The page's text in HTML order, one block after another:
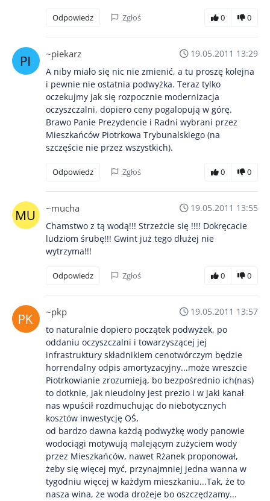
Odpowiedz Zgłoś 0 0
~piekarz
19.05.2011 13:29
A niby miało się nic nie zmienić, a tu proszę kolejna
i pewnie nie ostatnia podwyżka. Teraz tylko
oczekujmy jak się rozpocznie modernizacja
oczyszczalni, dopiero ceny pogalopują w górę.
Brawo Panie Prezydencie i Radni wybrani przez
Mieszkańców Piotrkowa Trybunalskiego (na
szczęście nie przez wszystkich).
Odpowiedz Zgłoś 0 0
~mucha
19.05.2011 13:55
Chamstwo z tą wodą!!! Strzeżcie się !!!! Dokręcacie
ludziom śrubę!!! Gwint już tego dłużej nie
wytrzyma!!!
Odpowiedz Zgłoś 0 0
~pkp
19.05.2011 13:57
to naturalnie dopiero początek podwyżek, po
oddaniu oczyszczalni i towarzyszącej jej
infrastruktury składnikiem cenotwórczym będzie
horrendalny odpis amortyzacyjny...może wreszcie
Piotrkowianie zrozumieją, bo bezpośrednio ich(nas)
to dotknie, jak nieudolny jest prezio i w jaki kanał
nas wpuścił rozdmuchując do niebotycznych
kosztów inwestycję OŚ,
od bardzo dawna każdą podwyżkę wody panowie
wodociągi motywują malejącym zużyciem wody
przez Mieszkańców, nawet Rżanek proponował,
żeby się więcej myć, przynajmniej jedna wanna w
tygodniu więcej w każdym mieszkaniu...Tak, że to
nasza wina, że woda drożeje bo oszczędzamy...